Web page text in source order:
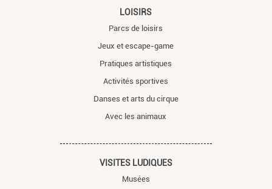
LOISIRS
Parcs de loisirs
Jeux et escape-game
Pratiques artistiques
Activités sportives
Danses et arts du cirque
Avec les animaux
VISITES LUDIQUES
Musées